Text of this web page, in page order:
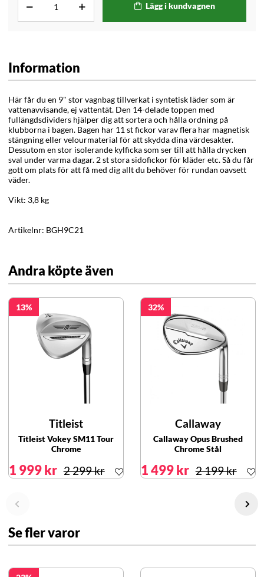
Lägg i kundvagnen
Information
Här får du en 9" stor vagnbag tillverkat i syntetisk läder som är
vattenavvisande, ej vattentät. Den 14-delade toppen med
fullängdsdividers hjälper dig att sortera och hålla ordning på
klubborna i bagen. Bagen har 11 st fickor varav flera har magnetisk
stängning eller velourmaterial för att skydda dina värdesakter.
Dessutom en stor isolerande kylficka som ser till att hålla drycken
sval under varma dagar. 2 st stora sidofickor för kläder etc. Så du får
gott om plats för att få med dig allt du behöver för rundan oavsett
väder.
Vikt: 3,8 kg
Artikelnr: BGH9C21
Andra köpte även
13
Titleist
Titleist Vokey SM11 Tour
Chrome
1 999 kr 2 299 kr
32
Callaway
Callaway Opus Brushed
Chrome Stål
1 499 kr 2 199 kr
Se fler varor